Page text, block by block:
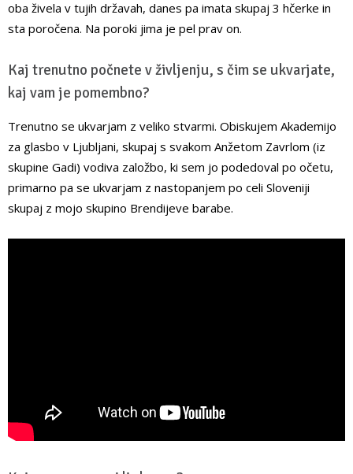
oba živela v tujih državah, danes pa imata skupaj 3 hčerke in
sta poročena. Na poroki jima je pel prav on.
Kaj trenutno počnete v življenju, s čim se ukvarjate,
kaj vam je pomembno?
Trenutno se ukvarjam z veliko stvarmi. Obiskujem Akademijo
za glasbo v Ljubljani, skupaj s svakom Anžetom Zavrlom (iz
skupine Gadi) vodiva založbo, ki sem jo podedoval po očetu,
primarno pa se ukvarjam z nastopanjem po celi Sloveniji
skupaj z mojo skupino Brendijeve barabe.